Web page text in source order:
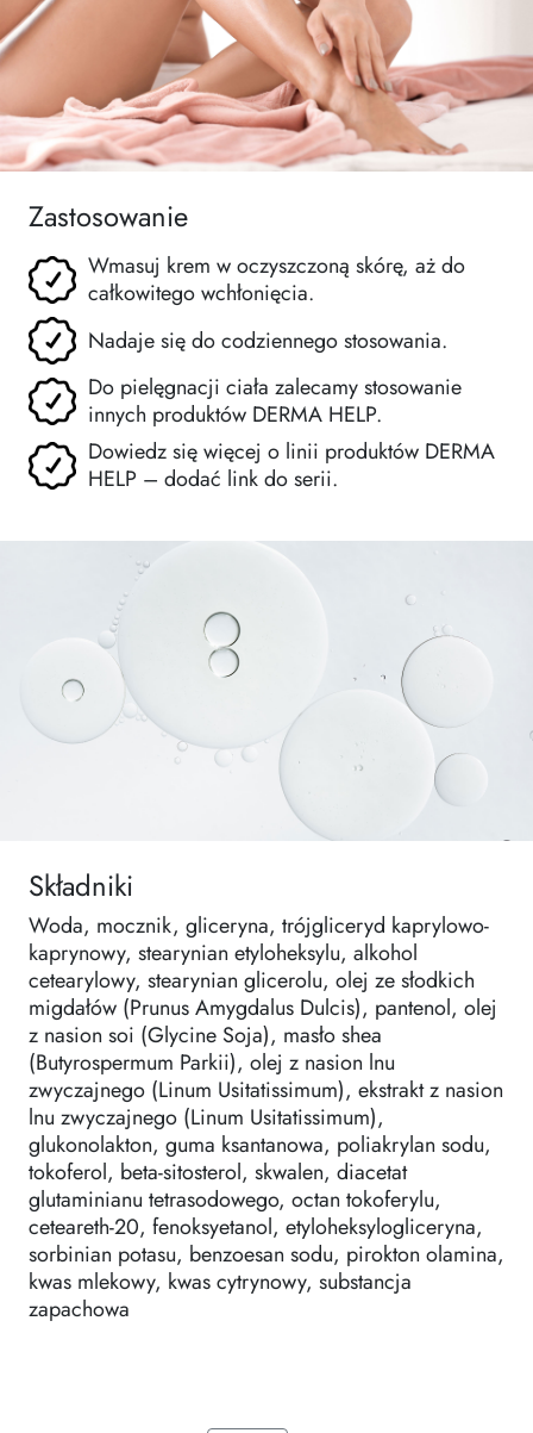
Zastosowanie
Wmasuj krem w oczyszczoną skórę, aż do
całkowitego wchłonięcia.
Nadaje się do codziennego stosowania.
Do pielęgnacji ciała zalecamy stosowanie
innych produktów DERMA HELP.
Dowiedz się więcej o linii produktów DERMA
HELP – dodać link do serii.
Składniki
Woda, mocznik, gliceryna, trójgliceryd kaprylowo-
kaprynowy, stearynian etyloheksylu, alkohol
cetearylowy, stearynian glicerolu, olej ze słodkich
migdałów (Prunus Amygdalus Dulcis), pantenol, olej
z nasion soi (Glycine Soja), masło shea
(Butyrospermum Parkii), olej z nasion lnu
zwyczajnego (Linum Usitatissimum), ekstrakt z nasion
lnu zwyczajnego (Linum Usitatissimum),
glukonolakton, guma ksantanowa, poliakrylan sodu,
tokoferol, beta-sitosterol, skwalen, diacetat
glutaminianu tetrasodowego, octan tokoferylu,
ceteareth-20, fenoksyetanol, etyloheksylogliceryna,
sorbinian potasu, benzoesan sodu, pirokton olamina,
kwas mlekowy, kwas cytrynowy, substancja
zapachowa